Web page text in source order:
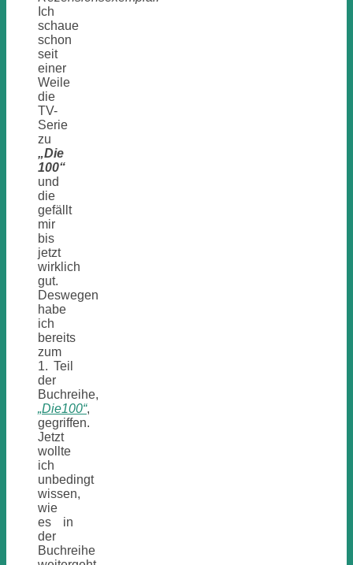
Ich
schaue
schon
seit
einer
Weile
die
TV-
Serie
zu
„Die
100“
und
die
gefällt
mir
bis
jetzt
wirklich
gut.
Deswegen
habe
ich
bereits
zum
1. Teil
der
Buchreihe,
„Die100“,
gegriffen.
Jetzt
wollte
ich
unbedingt
wissen,
wie
es in
der
Buchreihe